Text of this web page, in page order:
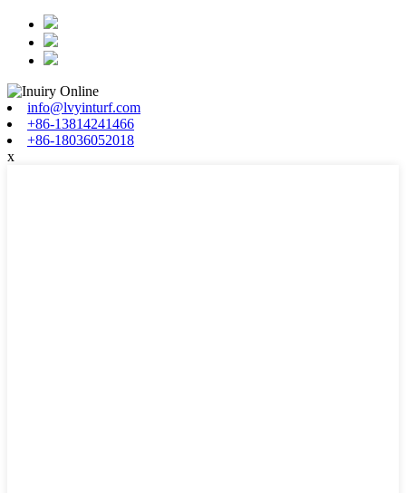
info@lvyinturf.com
+86-13814241466
+86-18036052018
x